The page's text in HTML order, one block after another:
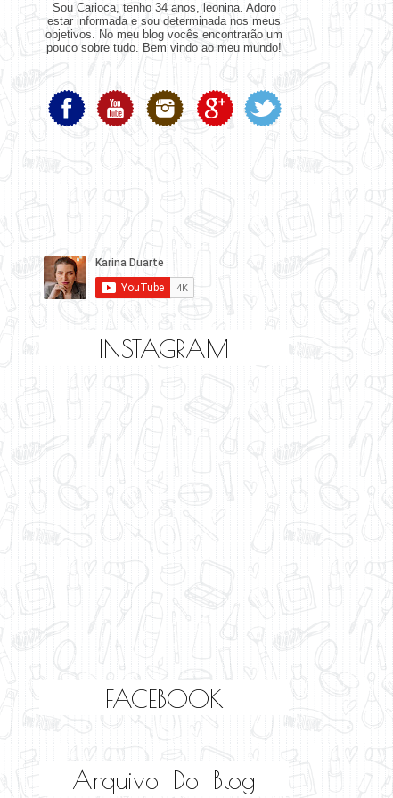
Sou Carioca, tenho 34 anos, leonina. Adoro
estar informada e sou determinada nos meus
objetivos. No meu blog vocês encontrarão um
pouco sobre tudo. Bem vindo ao meu mundo!
INSTAGRAM
FACEBOOK
Arquivo Do Blog